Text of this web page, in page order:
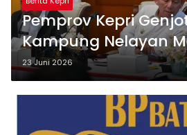
Pemprov Kepri
Kampung Nelayan
Kepri, 82 Lokasi
Survei
23 Juni 2026